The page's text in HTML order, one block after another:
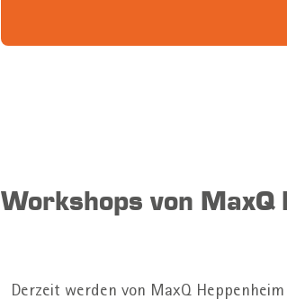
Workshops von MaxQ
Derzeit werden von MaxQ